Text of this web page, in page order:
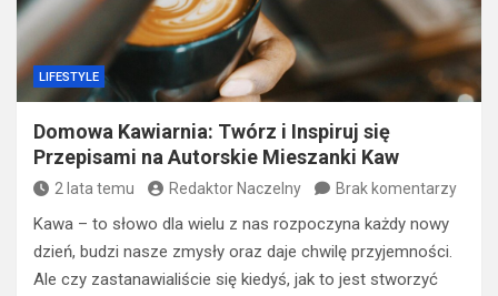
LIFESTYLE
Domowa Kawiarnia: Twórz i Inspiruj się
Przepisami na Autorskie Mieszanki Kaw
2 lata temu Redaktor Naczelny Brak komentarzy
Kawa – to słowo dla wielu z nas rozpoczyna każdy nowy
dzień, budzi nasze zmysły oraz daje chwilę przyjemności.
Ale czy zastanawialiście się kiedyś, jak to jest stworzyć